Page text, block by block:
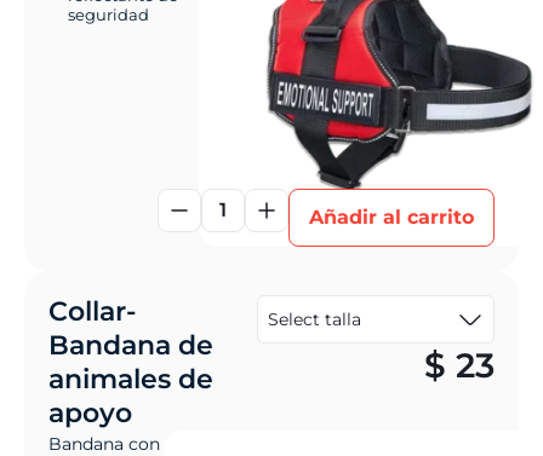
seguridad
1 Añadir al carrito
Collar-
Bandana de
animales de
apoyo
Bandana con
$ 23